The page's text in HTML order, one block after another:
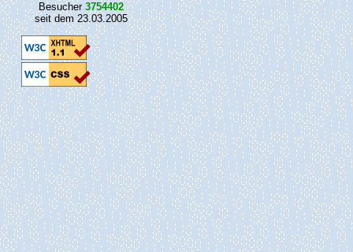
Besucher 3754402
seit dem 23.03.2005